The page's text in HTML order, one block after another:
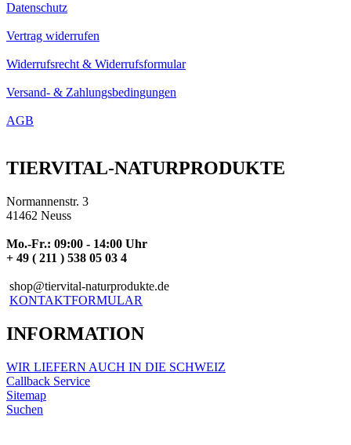
Datenschutz
Vertrag widerrufen
Widerrufsrecht & Widerrufsformular
Versand- & Zahlungsbedingungen
AGB
TIERVITAL-NATURPRODUKTE
Normannenstr. 3
41462 Neuss
Mo.-Fr.: 09:00 - 14:00 Uhr
+ 49 ( 211 ) 538 05 03 4
shop@tiervital-naturprodukte.de
KONTAKTFORMULAR
INFORMATION
WIR LIEFERN AUCH IN DIE SCHWEIZ
Callback Service
Sitemap
Suchen